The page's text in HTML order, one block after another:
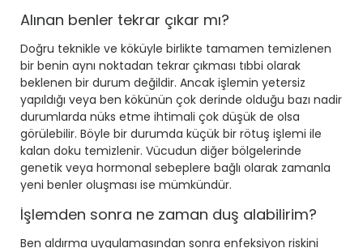
Alınan benler tekrar çıkar mı?
Doğru teknikle ve köküyle birlikte tamamen temizlenen
bir benin aynı noktadan tekrar çıkması tıbbi olarak
beklenen bir durum değildir. Ancak işlemin yetersiz
yapıldığı veya ben kökünün çok derinde olduğu bazı nadir
durumlarda nüks etme ihtimali çok düşük de olsa
görülebilir. Böyle bir durumda küçük bir rötuş işlemi ile
kalan doku temizlenir. Vücudun diğer bölgelerinde
genetik veya hormonal sebeplere bağlı olarak zamanla
yeni benler oluşması ise mümkündür.
İşlemden sonra ne zaman duş alabilirim?
Ben aldırma uygulamasından sonra enfeksiyon riskini